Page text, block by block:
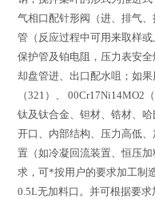
气相口配针形阀（进、排气
管（反应过程中可用来取样
保护管及铂电阻，压力表安
却盘管进、出口配水咀；如
（321 ）、 00Cr17Ni14MO2 （
钛及钛合金、钽材、锆材、
开口、内部结构、压力高低
置（如冷凝回流装置、恒压
求，可*按用户的要求加工制
0.5L无加料口。并可根据要